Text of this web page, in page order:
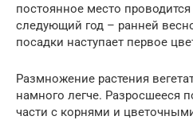
постоянное место
следующий год – ранней
посадки наступает первое
Размножение растения
намного легче. Разросшееся
части с корнями и